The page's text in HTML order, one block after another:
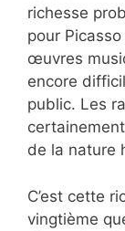
richesse
pour
œuvres
encore
public. Les
de la nature
C’est cette
vingtième